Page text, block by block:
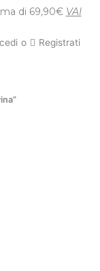
di 69,90€ VAI
o Registrati